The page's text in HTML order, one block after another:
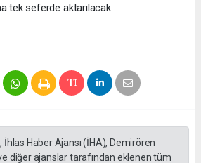
tek seferde aktarılacak.
İhlas Haber Ajansı (İHA), Demirören
diğer ajanslar tarafından eklenen tüm